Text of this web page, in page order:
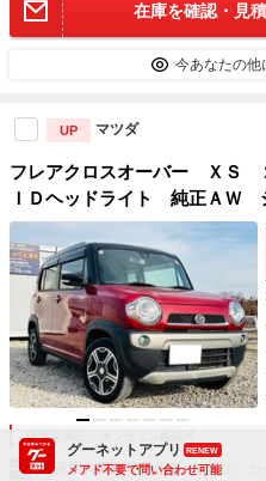
在庫を確認・見
今あなたの他
UP マツダ
フレアクロスオーバー ＸＳ
ＩＤヘッドライト 純正ＡＷ
Ｃ ルーフレール オートＡＣ
ーミラーＡストップ Ｓキー
禁煙車
販売店保証
埼玉県入間郡毛呂山町 ＳＴＧ カ
グーネットアプリ RENEW
メアド不要で問い合わせ可能